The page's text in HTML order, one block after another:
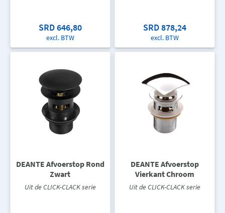
SRD 646,80
excl. BTW
SRD 878,24
excl. BTW
DEANTE Afvoerstop Rond
Zwart
Uit de CLICK-CLACK serie
DEANTE Afvoerstop
Vierkant Chroom
Uit de CLICK-CLACK serie